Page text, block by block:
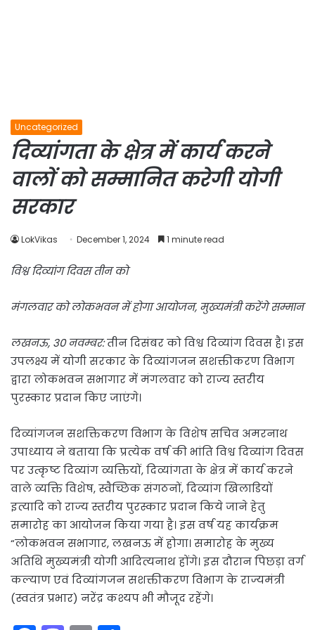
Uncategorized
दिव्यांगता के क्षेत्र में कार्य करने
वालों को सम्मानित करेगी योगी
सरकार
LokVikas December 1, 2024 1 minute read
विश्व दिव्यांग दिवस तीन को
मंगलवार को लोकभवन में होगा आयोजन, मुख्यमंत्री करेंगे सम्मान
लखनऊ, 30 नवम्बर:तीन दिसंबर को विश्व दिव्यांग दिवस है। इस
उपलक्ष्य में योगी सरकार के दिव्यांगजन सशक्तीकरण विभाग
द्वारा लोकभवन सभागार में मंगलवार को राज्य स्तरीय
पुरस्कार प्रदान किए जाएंगे।
दिव्यांगजन सशक्तिकरण विभाग के विशेष सचिव अमरनाथ
उपाध्याय ने बताया कि प्रत्येक वर्ष की भांति विश्व दिव्यांग दिवस
पर उत्कृष्ट दिव्यांग व्यक्तियों, दिव्यांगता के क्षेत्र में कार्य करने
वाले व्यक्ति विशेष, स्वैच्छिक संगठनों, दिव्यांग खिलाडियों
इत्यादि को राज्य स्तरीय पुरस्कार प्रदान किये जाने हेतु
समारोह का आयोजन किया गया है। इस वर्ष यह कार्यक्रम
“लोकभवन सभागार, लखनऊ में होगा। समारोह के मुख्य
अतिथि मुख्यमंत्री योगी आदित्यनाथ होंगे। इस दौरान पिछड़ा वर्ग
कल्याण एवं दिव्यांगजन सशक्तीकरण विभाग के राज्यमंत्री
(स्वतंत्र प्रभार) नरेंद्र कश्यप भी मौजूद रहेंगे।